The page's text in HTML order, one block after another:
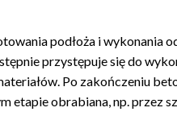
podłoża i wykonania
przystępuje się do
Po zakończeniu
etapie obrabiana, np. przez